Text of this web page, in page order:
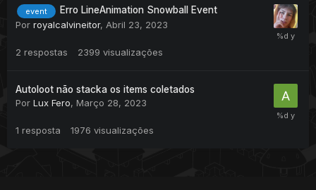
event
Erro LineAnimation Snowball Event
Por royalcalvineitor, Abril 23, 2023
2 respostas 2399 visualizações
Autoloot não stacka os items coletados
Por Lux Fero, Março 28, 2023
1 resposta 1976 visualizações